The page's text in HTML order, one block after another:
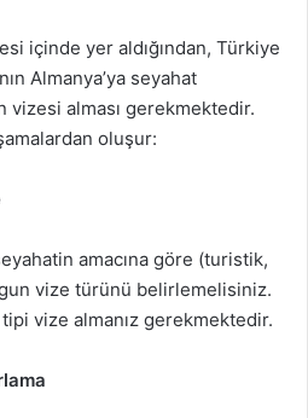
içinde yer aldığından, Türkiye
Almanya’ya seyahat
alması gerekmektedir.
oluşur:
amacına göre (turistik,
vize türünü belirlemelisiniz.
vize almanız gerekmektedir.